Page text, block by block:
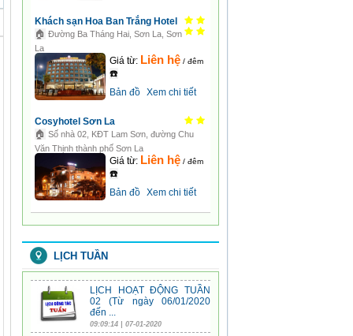
Khách sạn Hoa Ban Trắng Hotel
🏠 Đường Ba Tháng Hai, Sơn La, Sơn
La
Giá từ: Liên hệ / đêm
☎️
Bản đồ Xem chi tiết
Cosyhotel Sơn La
🏠 Số nhà 02, KĐT Lam Sơn, đường Chu
Văn Thịnh thành phố Sơn La
Giá từ: Liên hệ / đêm
☎️
Bản đồ Xem chi tiết
LỊCH TUẦN
Lịch tuần 05
08:03:26 | 20-04-2020